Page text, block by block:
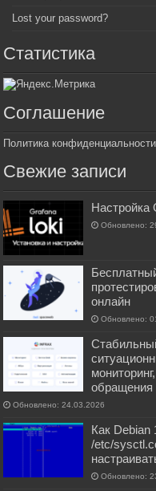
Lost your password?
Статистика
Соглашение
Политика конфиденциальности
Свежие записи
Настройка
Обновлено:
онлайн
Обновлено:
обращения
Обновлено: 24.03.2026
Как Debian
/etc/
Обновлено: